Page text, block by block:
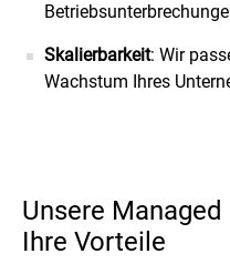
Skalierbarkeit: Wir
Wachstum Ihres
Unsere
Ihre Vorteile